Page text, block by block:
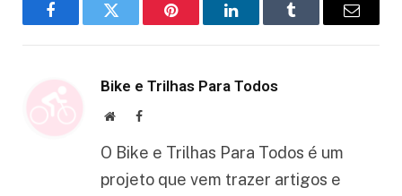
FacebookTwitter Pinterest LinkedInTumblr Email
Bike e Trilhas Para Todos
WebsiteFacebook
O Bike e Trilhas Para Todos é um
projeto que vem trazer artigos e